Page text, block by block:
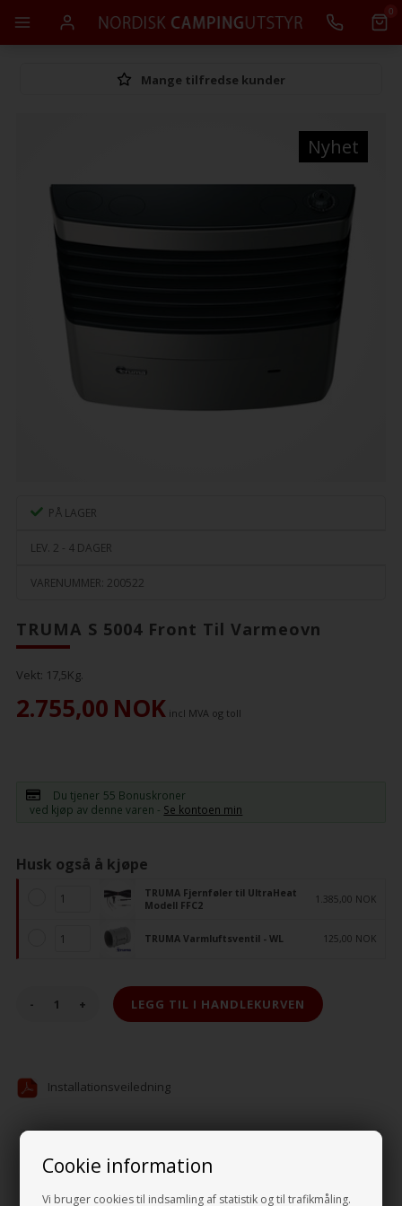
Cookie information
Vi bruger cookies til indsamling af statistik og til trafikmåling.
0
Mange tilfredse kunder
Nyhet
PÅ LAGER
LEV. 2 - 4 DAGER
VARENUMMER: 200522
TRUMA S 5004 Front Til Varmeovn
Vekt: 17,5Kg.
2.755,00 NOK incl MVA og toll
Du tjener 55 Bonuskroner
ved kjøp av denne varen - Se kontoen min
Husk også å kjøpe
TRUMA Fjernføler til UltraHeat
Modell FFC2
1.385,00 NOK
TRUMA Varmluftsventil - WL 125,00 NOK
- +
Installationsveiledning
TRUMA S 5004 Front Til Varmeovn